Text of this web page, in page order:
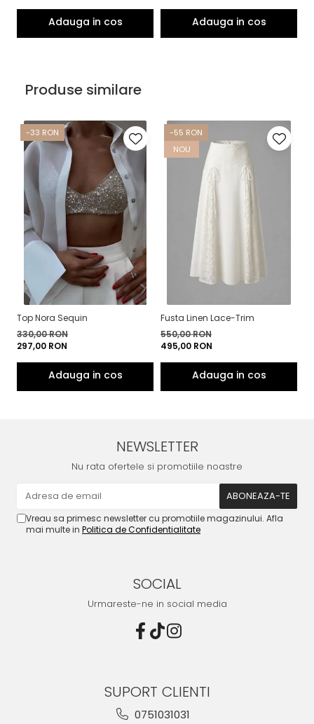
Produse similare
-33 RON
Top Nora Sequin
330,00 RON
297,00 RON
-55 RON
NOU
Fusta Linen Lace-Trim
550,00 RON
495,00 RON
NEWSLETTER
Nu rata ofertele si promotiile noastre
Vreau sa primesc newsletter cu promotiile magazinului. Afla
mai multe in Politica de Confidentialitate
SOCIAL
Urmareste-ne in social media
SUPORT CLIENTI
0751031031